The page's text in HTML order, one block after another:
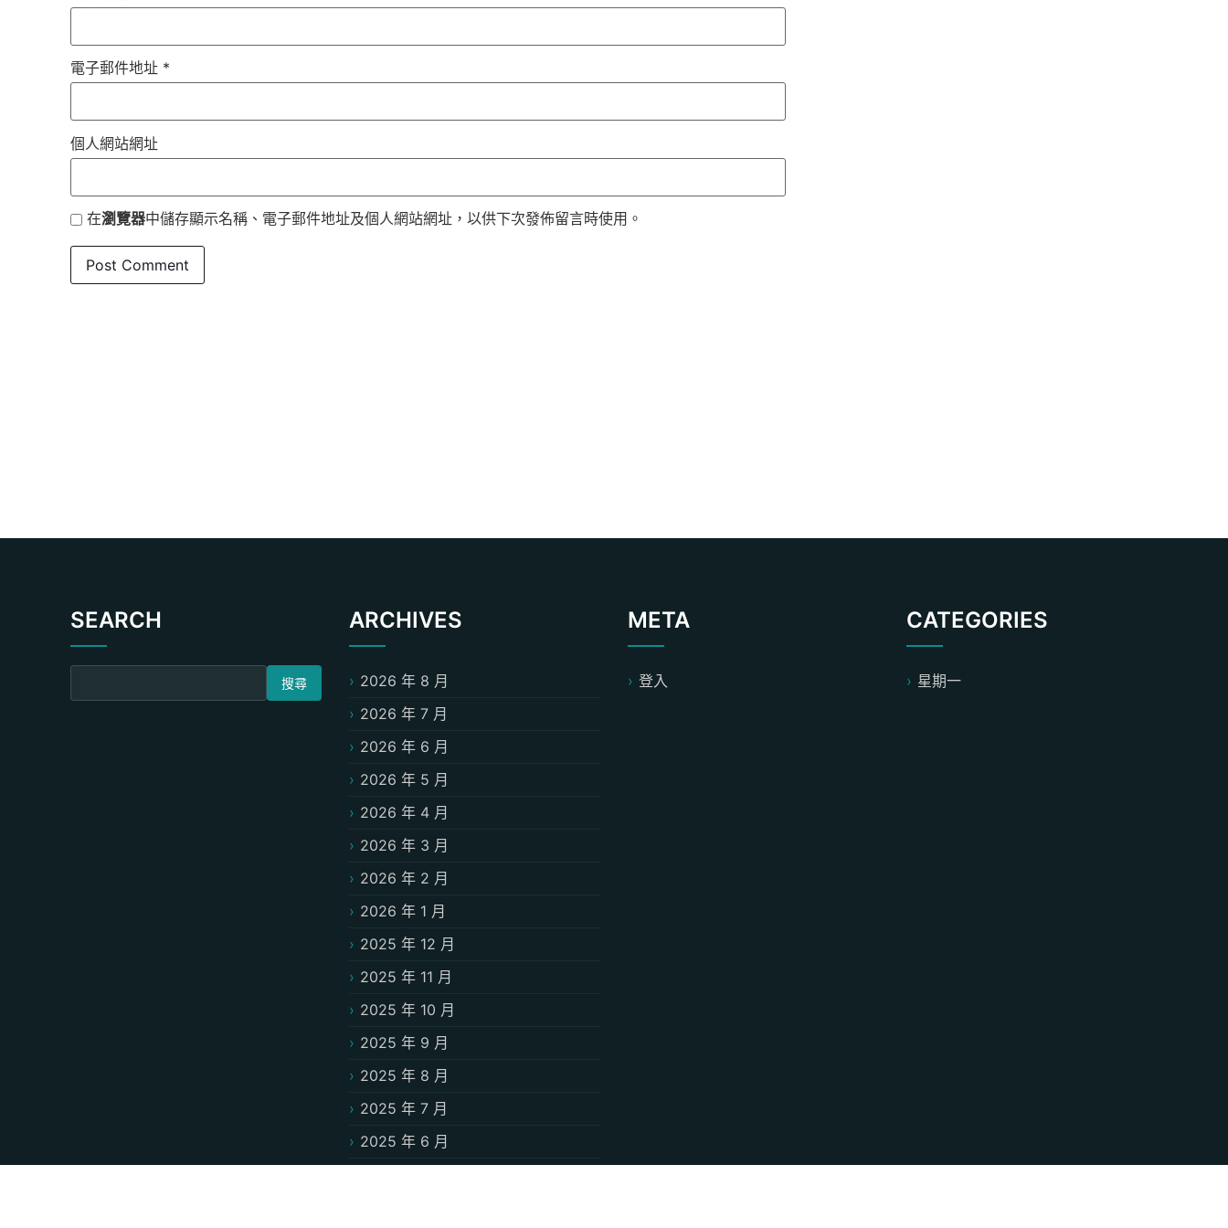
電子郵件地址 *
個人網站網址
在瀏覽器中儲存顯示名稱、電子郵件地址及個人網站網址，以供下次發佈留言時使用。
SEARCH
搜尋關鍵字:
ARCHIVES
2026 年 8 月
2026 年 7 月
2026 年 6 月
2026 年 5 月
2026 年 4 月
2026 年 3 月
2026 年 2 月
2026 年 1 月
2025 年 12 月
2025 年 11 月
2025 年 10 月
2025 年 9 月
2025 年 8 月
2025 年 7 月
2025 年 6 月
META
登入
CATEGORIES
星期一